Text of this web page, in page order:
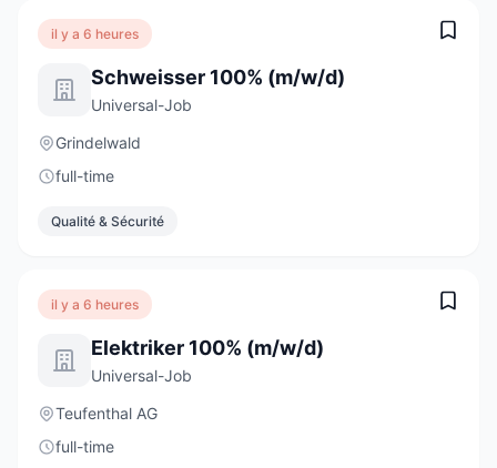
il y a 6 heures
Schweisser 100% (m/w/d)
Universal-Job
Grindelwald
full-time
Qualité & Sécurité
il y a 6 heures
Elektriker 100% (m/w/d)
Universal-Job
Teufenthal AG
full-time